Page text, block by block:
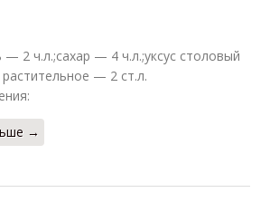
2 ч.л.;сахар — 4 ч.л.;уксус столовый
— 2 ст.л.
→